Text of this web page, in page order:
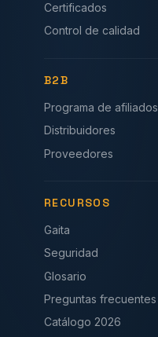
Certificados
Control de calidad
B2B
Programa de afiliados
Distribuidores
Proveedores
RECURSOS
Gaita
Seguridad
Glosario
Preguntas frecuentes
Catálogo 2026